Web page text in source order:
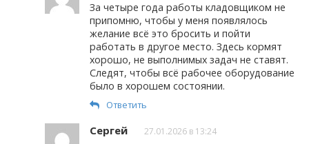
За четыре года работы кладовщиком не
припомню, чтобы у меня появлялось
желание всё это бросить и пойти
работать в другое место. Здесь кормят
хорошо, не выполнимых задач не ставят.
Следят, чтобы всё рабочее оборудование
было в хорошем состоянии.
Ответить
Сергей 27.01.2026 в 13:24